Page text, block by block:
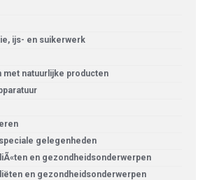
ijs- en suikerwerk
met natuurlijke producten
gelegenheden
en gezondheidsonderwerpen
en gezondheidsonderwerpen